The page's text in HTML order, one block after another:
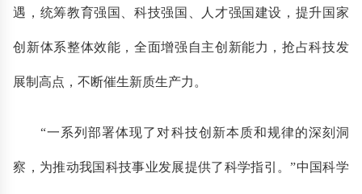
遇，统筹教育强国、科技强国、人才强国建设，提升国家
创新体系整体效能，全面增强自主创新能力，抢占科技发
展制高点，不断催生新质生产力。
“一系列部署体现了对科技创新本质和规律的深刻洞
察，为推动我国科技事业发展提供了科学指引。”中国科学